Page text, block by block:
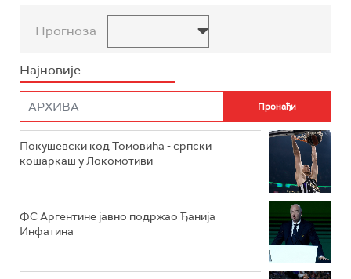
Прогноза
Најновије
Покушевски код Томовића - српски
кошаркаш у Локомотиви
ФС Аргентине јавно подржао Ђанија
Инфатина